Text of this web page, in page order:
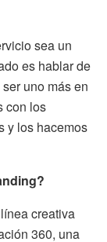
sea un
es hablar de
uno más en
con los
y los hacemos
creativa
360, una